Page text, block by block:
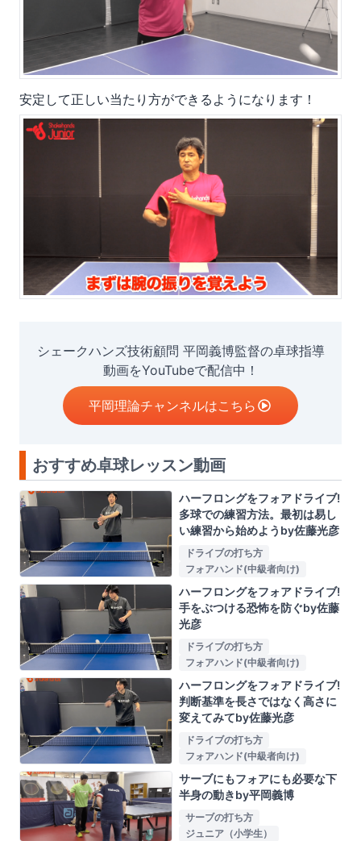
安定して正しい当たり方ができるようになります！
シェークハンズ技術顧問 平岡義博監督の卓球指導
動画をYouTubeで配信中！
平岡理論チャンネルはこちら
おすすめ卓球レッスン動画
ハーフロングをフォアドライブ!
多球での練習方法。最初は易し
い練習から始めようby佐藤光彦
ドライブの打ち方
フォアハンド(中級者向け)
ハーフロングをフォアドライブ!
手をぶつける恐怖を防ぐby佐藤
光彦
ドライブの打ち方
フォアハンド(中級者向け)
ハーフロングをフォアドライブ!
判断基準を長さではなく高さに
変えてみてby佐藤光彦
ドライブの打ち方
フォアハンド(中級者向け)
サーブにもフォアにも必要な下
半身の動きby平岡義博
サーブの打ち方
ジュニア（小学生）